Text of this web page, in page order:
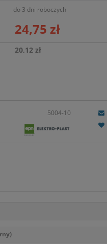
do 3 dni roboczych
24,75 zł
20,12 zł
5004-10